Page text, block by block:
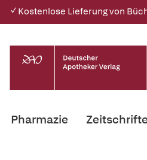
✓ Kostenlose Lieferung von
Pharmazie